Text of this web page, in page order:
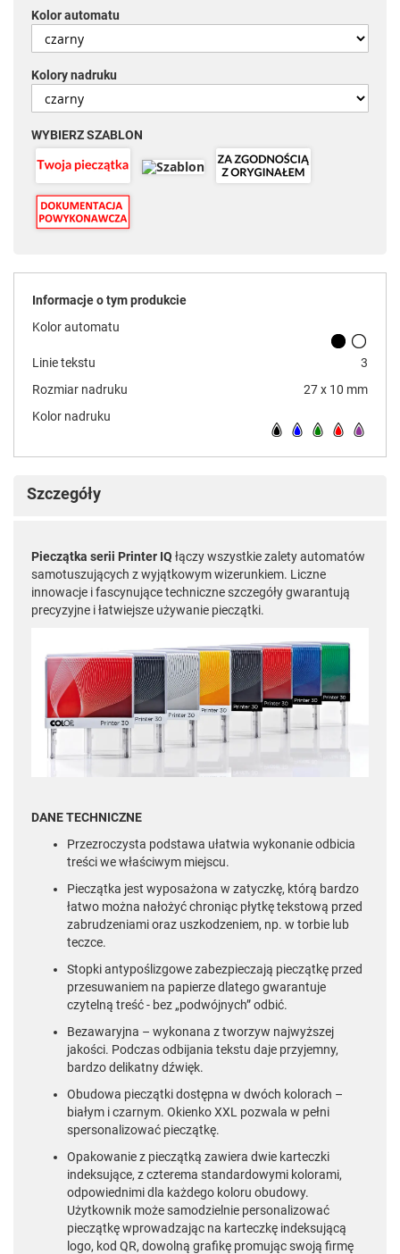
Kolor automatu
Kolory nadruku
WYBIERZ SZABLON
Informacje o tym produkcie
Kolor automatu
Linie tekstu
3
Rozmiar nadruku
27 x 10 mm
Kolor nadruku
Szczegóły
Pieczątka serii Printer IQ łączy wszystkie zalety automatów
samotuszujących z wyjątkowym wizerunkiem. Liczne
innowacje i fascynujące techniczne szczegóły gwarantują
precyzyjne i łatwiejsze używanie pieczątki.
DANE TECHNICZNE
Przezroczysta podstawa ułatwia wykonanie odbicia
treści we właściwym miejscu.
Pieczątka jest wyposażona w zatyczkę, którą bardzo
łatwo można nałożyć chroniąc płytkę tekstową przed
zabrudzeniami oraz uszkodzeniem, np. w torbie lub
teczce.
Stopki antypoślizgowe zabezpieczają pieczątkę przed
przesuwaniem na papierze dlatego gwarantuje
czytelną treść - bez „podwójnych” odbić.
Bezawaryjna – wykonana z tworzyw najwyższej
jakości. Podczas odbijania tekstu daje przyjemny,
bardzo delikatny dźwięk.
Obudowa pieczątki dostępna w dwóch kolorach –
białym i czarnym. Okienko XXL pozwala w pełni
spersonalizować pieczątkę.
Opakowanie z pieczątką zawiera dwie karteczki
indeksujące, z czterema standardowymi kolorami,
odpowiednimi dla każdego koloru obudowy.
Użytkownik może samodzielnie personalizować
pieczątkę wprowadzając na karteczkę indeksującą
logo, kod QR, dowolną grafikę promując swoją firmę